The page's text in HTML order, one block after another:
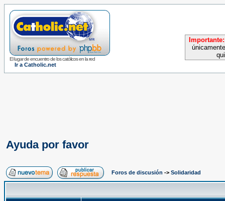
El lugar de encuentro de los católicos en la red
Ir a Catholic.net
Importante:
Ayuda por favor
Foros de discusión -> Solidaridad